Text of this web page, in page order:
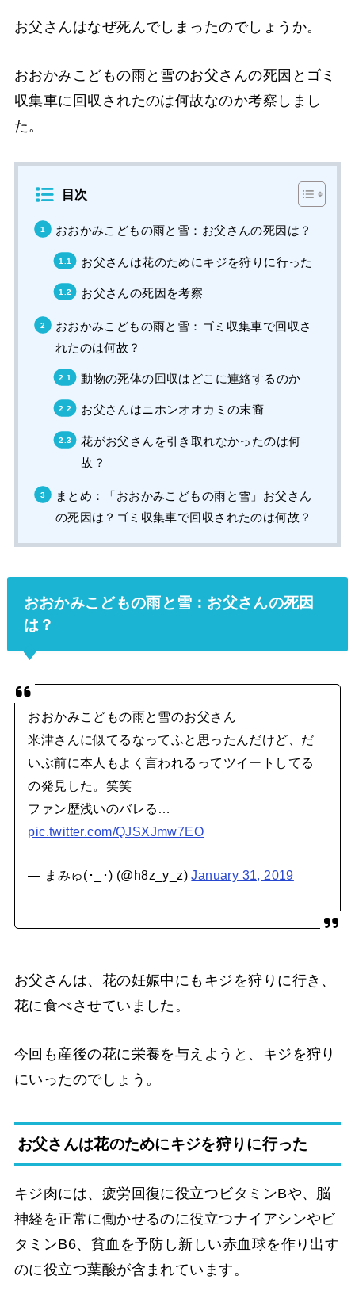
お父さんはなぜ死んでしまったのでしょうか。
おおかみこどもの雨と雪のお父さんの死因とゴミ
収集車に回収されたのは何故なのか考察しまし
た。
目次
おおかみこどもの雨と雪：お父さんの死因は？
お父さんは花のためにキジを狩りに行った
お父さんの死因を考察
おおかみこどもの雨と雪：ゴミ収集車で回収さ
れたのは何故？
動物の死体の回収はどこに連絡するのか
お父さんはニホンオオカミの末裔
花がお父さんを引き取れなかったのは何
故？
まとめ：「おおかみこどもの雨と雪」お父さん
の死因は？ゴミ収集車で回収されたのは何故？
おおかみこどもの雨と雪：お父さんの死因
は？
おおかみこどもの雨と雪のお父さん
米津さんに似てるなってふと思ったんだけど、だ
いぶ前に本人もよく言われるってツイートしてる
の発見した。笑笑
ファン歴浅いのバレる…
pic.twitter.com/QJSXJmw7EO
— まみゅ(･_･) (@h8z_y_z)January 31, 2019
お父さんは、花の妊娠中にもキジを狩りに行き、
花に食べさせていました。
今回も産後の花に栄養を与えようと、キジを狩り
にいったのでしょう。
お父さんは花のためにキジを狩りに行った
キジ肉には、疲労回復に役立つビタミンBや、脳
神経を正常に働かせるのに役立つナイアシンやビ
タミンB6、貧血を予防し新しい赤血球を作り出す
のに役立つ葉酸が含まれています。